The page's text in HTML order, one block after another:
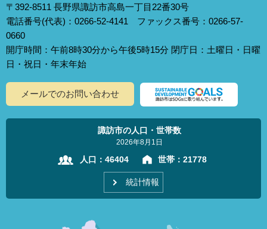
〒392-8511 長野県諏訪市高島一丁目22番30号
電話番号(代表)：0266-52-4141 ファックス番号：0266-57-
0660
開庁時間：午前8時30分から午後5時15分 閉庁日：土曜日・日曜
日・祝日・年末年始
メールでのお問い合わせ
諏訪市の人口・世帯数
2026年8月1日
人口： 46404 世帯： 21778
統計情報